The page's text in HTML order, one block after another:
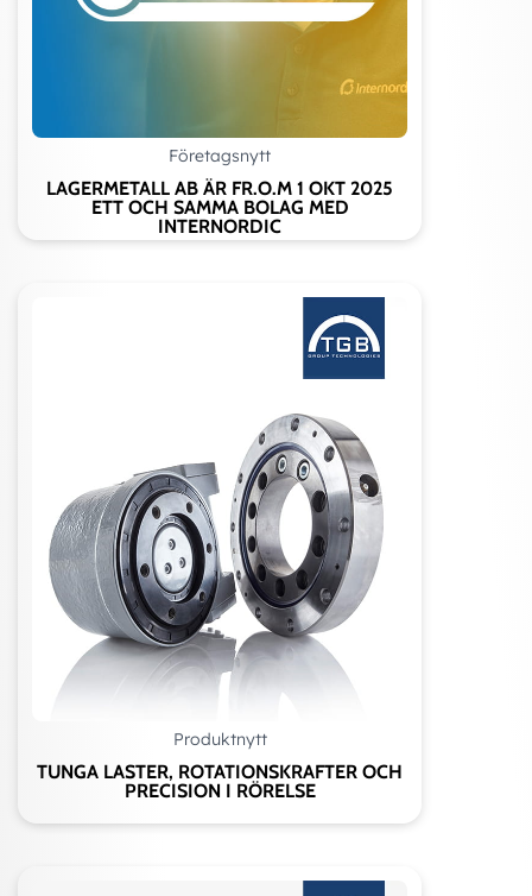
Företagsnytt
LAGERMETALL AB ÄR FR.O.M 1 OKT 2025
ETT OCH SAMMA BOLAG MED
INTERNORDIC
Produktnytt
TUNGA LASTER, ROTATIONSKRAFTER OCH
PRECISION I RÖRELSE